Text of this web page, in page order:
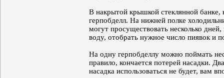
В накрытой крышкой стеклянной
герпобделл. На нижней полке
могут просуществовать несколько
воду, отобрать нужное число пиявок и
На одну герпобделлу можно поймать
правило, кончается потерей насадки.
насадка использоваться не будет, вам